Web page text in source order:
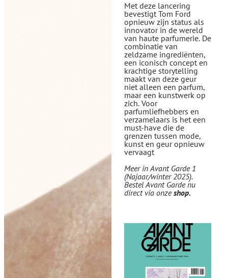
Met deze lancering
bevestigt Tom Ford
opnieuw zijn status als
innovator in de wereld
van haute parfumerie. De
combinatie van
zeldzame ingrediënten,
een iconisch concept en
krachtige storytelling
maakt van deze geur
niet alleen een parfum,
maar een kunstwerk op
zich. Voor
parfumliefhebbers en
verzamelaars is het een
must-have die de
grenzen tussen mode,
kunst en geur opnieuw
vervaagt
Meer in Avant Garde 1
(Najaar/winter 2025).
Bestel Avant Garde nu
direct via onzeshop.